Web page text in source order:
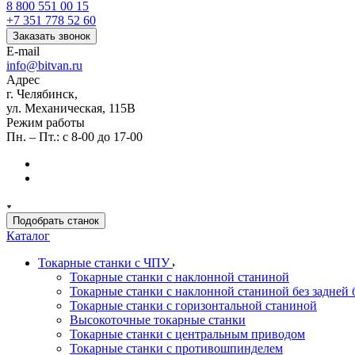
8 800 551 00 15
+7 351 778 52 60
Заказать звонок
E-mail
info@bitvan.ru
Адрес
г. Челябинск,
ул. Механическая, 115В
Режим работы
Пн. – Пт.: с 8-00 до 17-00
Подобрать станок
Каталог
Токарные станки с ЧПУ
Токарные станки с наклонной станиной
Токарные станки с наклонной станиной без задней
Токарные станки с горизонтальной станиной
Высокоточные токарные станки
Токарные станки с центральным приводом
Токарные станки с противошпинделем